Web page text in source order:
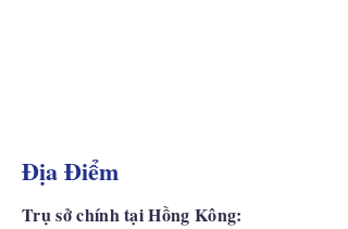
Địa Điểm
Trụ sở chính tại Hồng Kông: